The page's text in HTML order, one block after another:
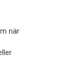
när